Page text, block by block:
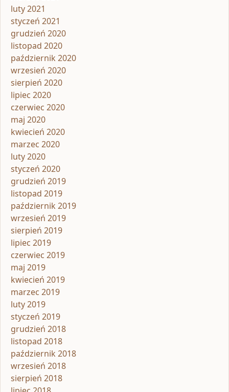
luty 2021
styczeń 2021
grudzień 2020
listopad 2020
październik 2020
wrzesień 2020
sierpień 2020
lipiec 2020
czerwiec 2020
maj 2020
kwiecień 2020
marzec 2020
luty 2020
styczeń 2020
grudzień 2019
listopad 2019
październik 2019
wrzesień 2019
sierpień 2019
lipiec 2019
czerwiec 2019
maj 2019
kwiecień 2019
marzec 2019
luty 2019
styczeń 2019
grudzień 2018
listopad 2018
październik 2018
wrzesień 2018
sierpień 2018